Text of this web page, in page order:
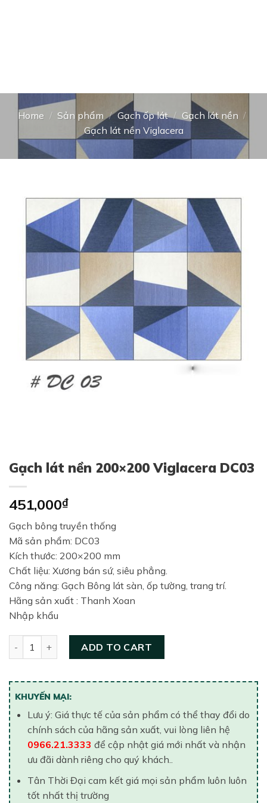
Home / Sản phẩm / Gạch ốp lát / Gạch lát nền /
Gạch lát nền Viglacera
Gạch lát nền 200×200 Viglacera DC03
451,000₫
Gạch bông truyền thống
Mã sản phẩm: DC03
Kích thước: 200×200 mm
Chất liệu: Xương bán sứ, siêu phẳng.
Công năng: Gạch Bông lát sàn, ốp tường, trang trí.
Hãng sản xuất : Thanh Xoan
Nhập khẩu
ADD TO CART
KHUYẾN MẠI:
Lưu ý: Giá thực tế của sản phẩm có thể thay đổi do
chính sách của hãng sản xuất, vui lòng liên hệ
0966.21.3333 để cập nhật giá mới nhất và nhận
ưu đãi dành riêng cho quý khách..
Tân Thời Đại cam kết giá mọi sản phẩm luôn luôn
tốt nhất thị trường